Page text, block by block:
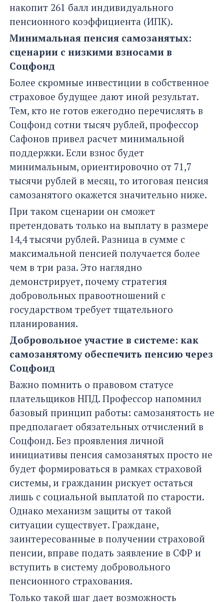
накопит 261 балл индивидуального
пенсионного коэффициента (ИПК).
Минимальная пенсия самозанятых:
сценарии с низкими взносами в
Соцфонд
Более скромные инвестиции в собственное
страховое будущее дают иной результат.
Тем, кто не готов ежегодно перечислять в
Соцфонд сотни тысяч рублей, профессор
Сафонов привел расчет минимальной
поддержки. Если взнос будет
минимальным, ориентировочно от 71,7
тысячи рублей в месяц, то итоговая пенсия
самозанятого окажется значительно ниже.
При таком сценарии он сможет
претендовать только на выплату в размере
14,4 тысячи рублей. Разница в сумме с
максимальной пенсией получается более
чем в три раза. Это наглядно
демонстрирует, почему стратегия
добровольных правоотношений с
государством требует тщательного
планирования.
Добровольное участие в системе: как
самозанятому обеспечить пенсию через
Соцфонд
Важно помнить о правовом статусе
плательщиков НПД. Профессор напомнил
базовый принцип работы: самозанятость не
предполагает обязательных отчислений в
Соцфонд. Без проявления личной
инициативы пенсия самозанятых просто не
будет формироваться в рамках страховой
системы, и гражданин рискует остаться
лишь с социальной выплатой по старости.
Однако механизм защиты от такой
ситуации существует. Граждане,
заинтересованные в получении страховой
пенсии, вправе подать заявление в СФР и
вступить в систему добровольного
пенсионного страхования.
Только такой шаг дает возможность